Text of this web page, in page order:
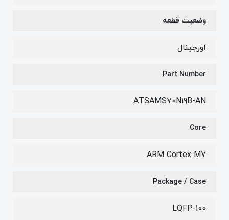
وضعیت قطعه
اورجینال
Part Number
ATSAMS70N19B-AN
Core
ARM Cortex M7
Package / Case
LQFP-100